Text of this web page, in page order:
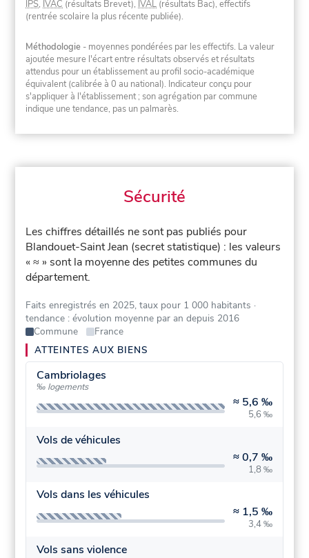
IPS, IVAC (résultats Brevet), IVAL (résultats Bac), effectifs
(rentrée scolaire la plus récente publiée).
Méthodologie - moyennes pondérées par les effectifs. La valeur
ajoutée mesure l'écart entre résultats observés et résultats
attendus pour un établissement au profil socio-académique
équivalent (calibrée à 0 au national). Indicateur conçu pour
s'appliquer à l'établissement ; son agrégation par commune
indique une tendance, pas un palmarès.
Sécurité
Les chiffres détaillés ne sont pas publiés pour
Blandouet-Saint Jean (secret statistique) : les valeurs
« ≈ » sont la moyenne des petites communes du
département.
Faits enregistrés en 2025, taux pour 1 000 habitants ·
tendance : évolution moyenne par an depuis 2016
Commune
France
ATTEINTES AUX BIENS
Cambriolages
‰ logements
≈ 5,6 ‰
5,6 ‰
Vols de véhicules
≈0,7 ‰
1,8 ‰
Vols dans les véhicules
≈ 1,5 ‰
3,4 ‰
Vols sans violence